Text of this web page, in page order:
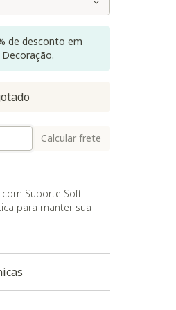
de desconto em
Calcular frete
Suporte Soft
para manter sua
cor principal de
uma escolha
espaço de cozinha